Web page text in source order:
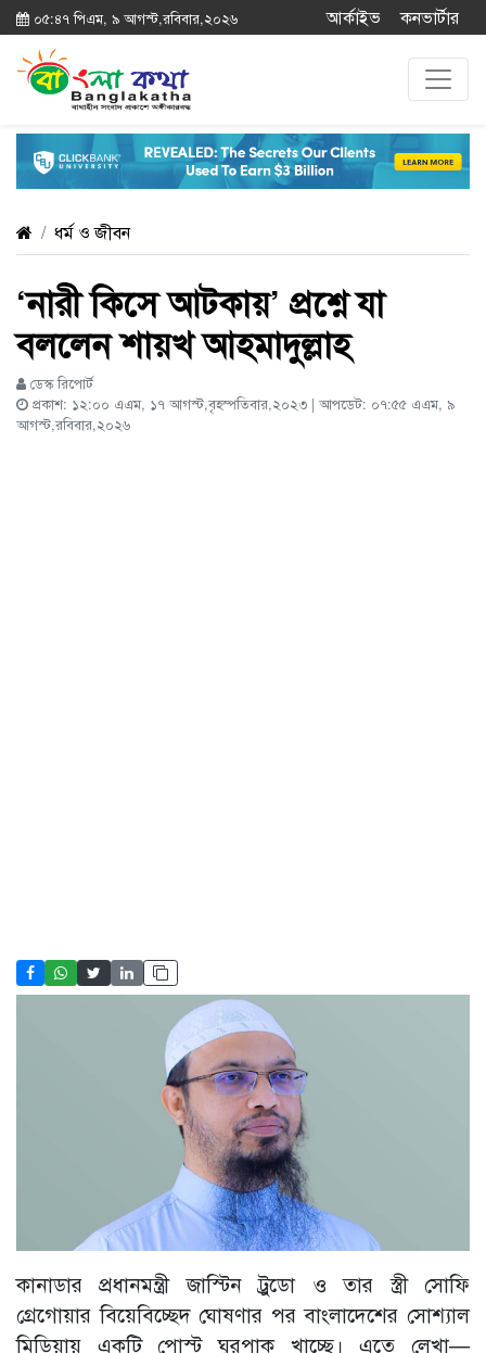
০৫:৪৭ পিএম, ৯ আগস্ট,রবিবার,২০২৬ আর্কাইভ কনভার্টার
ধর্ম ও জীবন
‘নারী কিসে আটকায়’ প্রশ্নে যা
বললেন শায়খ আহমাদুল্লাহ
ডেস্ক রিপোর্ট
প্রকাশ: ১২:০০ এএম, ১৭ আগস্ট,বৃহস্পতিবার,২০২৩ | আপডেট: ০৭:৫৫ এএম, ৯
আগস্ট,রবিবার,২০২৬
কানাডার প্রধানমন্ত্রী জাস্টিন ট্রুডো ও তার স্ত্রী সোফি
গ্রেগোয়ার বিয়েবিচ্ছেদ ঘোষণার পর বাংলাদেশের সোশ্যাল
মিডিয়ায় একটি পোস্ট ঘুরপাক খাচ্ছে। এতে লেখা—